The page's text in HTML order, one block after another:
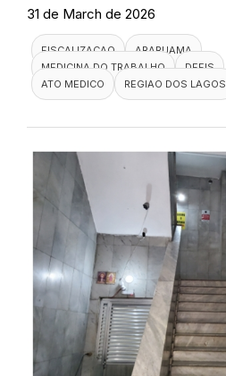
31 de March de 2026
FISCALIZACAO
ARARUAMA
MEDICINA DO TRABALHO
DEFIS
ATO MEDICO
REGIAO DOS LAGOS